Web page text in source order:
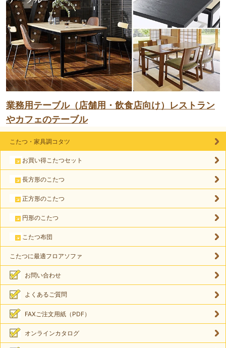
業務用テーブル（店舗用・飲食店向け）レストラン
やカフェのテーブル
こたつ・家具調コタツ
お買い得こたつセット
長方形のこたつ
正方形のこたつ
円形のこたつ
こたつ布団
こたつに最適フロアソファ
お問い合わせ
よくあるご質問
FAXご注文用紙（PDF）
オンラインカタログ